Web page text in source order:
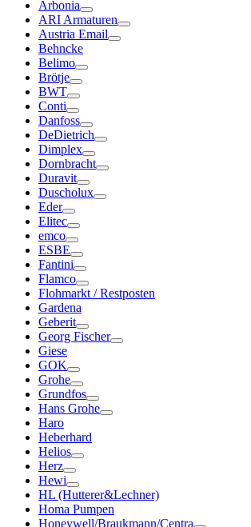
Arbonia
ARI Armaturen
Austria Email
Behncke
Belimo
Brötje
BWT
Conti
Danfoss
DeDietrich
Dimplex
Dornbracht
Duravit
Duscholux
Eder
Elitec
emco
ESBE
Fantini
Flamco
Flohmarkt / Restposten
Gardena
Geberit
Georg Fischer
Giese
GOK
Grohe
Grundfos
Hans Grohe
Haro
Heberhard
Helios
Herz
Hewi
HL (Hutterer&Lechner)
Homa Pumpen
Honeywell/Braukmann/Centra